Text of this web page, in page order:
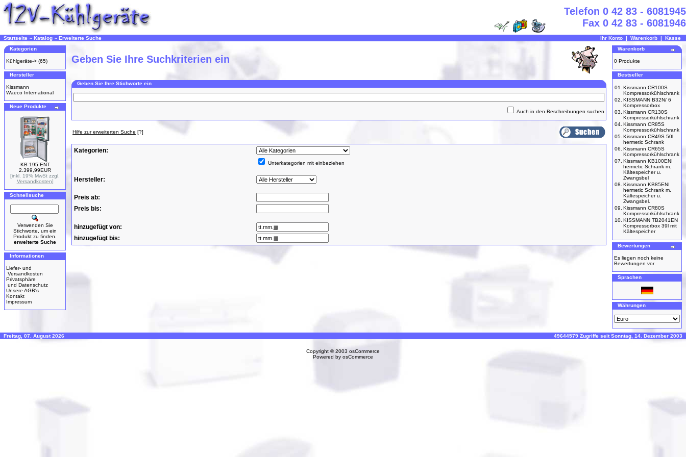
Telefon 0 42 83 - 6081945
Fax 0 42 83 - 6081946
Startseite » Katalog » Erweiterte Suche Ihr Konto | Warenkorb | Kasse
Kategorien
Kühlgeräte-> (65)
Hersteller
Kissmann
Waeco International
Neue Produkte
KB 195 ENT
2.399,99EUR
[inkl. 19% MwSt zzgl.
Versandkosten]
Schnellsuche
Verwenden Sie
Stichworte, um ein
Produkt zu finden.
erweiterte Suche
Informationen
Liefer- und
Versandkosten
Privatsphäre
und Datenschutz
Unsere AGB's
Kontakt
Impressum
Geben Sie Ihre Suchkriterien ein
Geben Sie Ihre Stichworte ein
Auch in den Beschreibungen suchen
Hilfe zur erweiterten Suche [?]
Kategorien:
Unterkategorien mit einbeziehen
Hersteller:
Preis ab:
Preis bis:
hinzugefügt von:
hinzugefügt bis:
Warenkorb
0 Produkte
Bestseller
01.
Kissmann CR100S
Kompressorkühlschrank
02. KISSMANN B32N/ 6
Kompressorbox
03. Kissmann CR130S
Kompressorkühlschrank
04. Kissmann CR85S
Kompressorkühlschrank
05. Kissmann CR49S 50l
hermetic Schrank
06. Kissmann CR65S
Kompressorkühlschrank
07. Kissmann KB100ENI
hermetic Schrank m.
Kältespeicher u.
Zwangsbel
08. Kissmann KB85ENI
hermetic Schrank m.
Kältespeicher u.
Zwangsbel.
09. Kissmann CR80S
Kompressorkühlschrank
10. KISSMANN TB2041EN
Kompressorbox 39l mit
Kältespeicher
Bewertungen
Es liegen noch keine
Bewertungen vor
Sprachen
Währungen
Freitag, 07. August 2026 49644579 Zugriffe seit Sonntag, 14. Dezember 2003
Copyright © 2003 osCommerce
Powered by osCommerce